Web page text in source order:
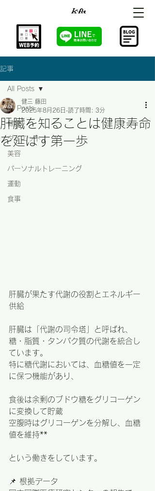
記事
All Posts
健康
ダイエット
美容
パーソナルトレーニング
運動
食事
All Posts
肝臓を知ることは健康寿命
を延ばす第一歩
健三 藤田
2025年8月26日 読了時間: 3分
肝臓が果たす代謝の役割とエネルギー
供給
肝臓は「代謝の司令塔」と呼ばれ、
糖・脂質・タンパク質の代謝を統合し
ています。
特に糖代謝においては、血糖値を一定
に保つ機能があり、
食後は余剰のブドウ糖をグリコーゲン
に変換して貯蔵
空腹時はグリコーゲンを分解し、血糖
値を維持**
という働きをしています。
📌 根拠データ